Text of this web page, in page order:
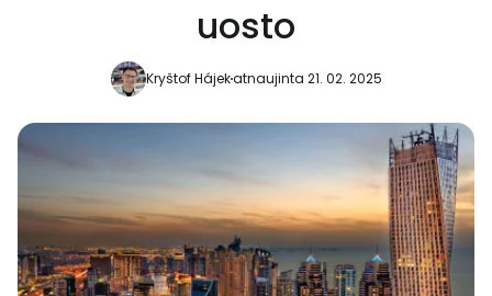
uosto
Kryštof Hájekatnaujinta 21. 02. 2025
Tęsti su Facebook
Tęsti el. paštu